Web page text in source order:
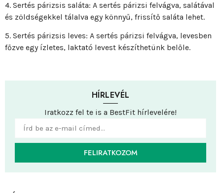
HÍRLEVÉL
Iratkozz fel te is a BestFit hírlevelére!
FELIRATKOZOM
4. Sertés párizsis saláta: A sertés párizsi felvágva, salátával
és zöldségekkel tálalva egy könnyű, frissítő saláta lehet.
5. Sertés párizsis leves: A sertés párizsi felvágva, levesben
főzve egy ízletes, laktató levest készíthetünk belőle.